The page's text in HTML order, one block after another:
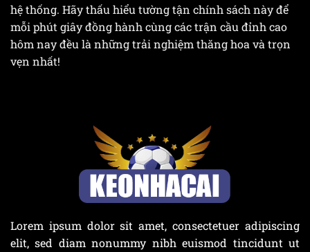
hệ thống. Hãy thấu hiểu tường tận chính sách này để
mỗi phút giây đồng hành cùng các trận cầu đỉnh cao
hôm nay đều là những trải nghiệm thăng hoa và trọn
vẹn nhất!
Lorem ipsum dolor sit amet, consectetuer adipiscing
elit, sed diam nonummy nibh euismod tincidunt ut